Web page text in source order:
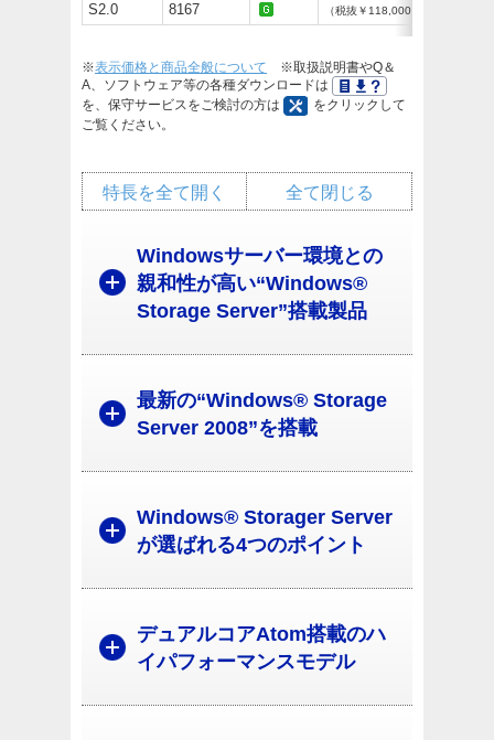
S2.0
8167
（税抜￥118,000）
※表示価格と商品全般について ※取扱説明書やQ＆
A、ソフトウェア等の各種ダウンロードは
を、保守サービスをご検討の方は
をクリックして
ご覧ください。
全て閉じる
特長を全て開く
Windowsサーバー環境との
親和性が高い“Windows®
Storage Server”搭載製品
最新の“Windows® Storage
Server 2008”を搭載
Windows® Storager Server
が選ばれる4つのポイント
デュアルコアAtom搭載のハ
イパフォーマンスモデル